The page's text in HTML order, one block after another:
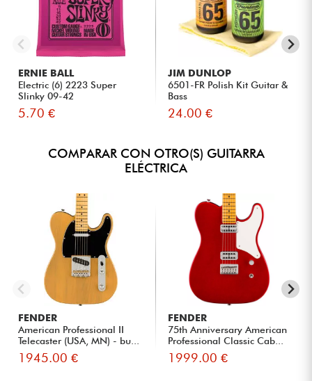
ERNIE BALL
Electric (6) 2223 Super
Slinky 09-42
5.70 €
JIM DUNLOP
6501-FR Polish Kit Guitar &
Bass
24.00 €
COMPARAR CON OTRO(S) GUITARRA
ELÉCTRICA
FENDER
American Professional II
Telecaster (USA, MN) - bu...
1945.00 €
FENDER
75th Anniversary American
Professional Classic Cab...
1999.00 €